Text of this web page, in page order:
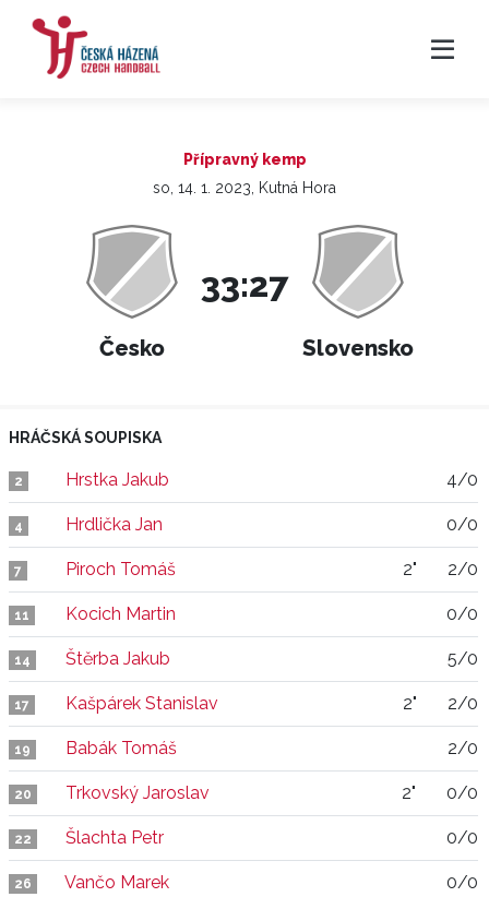
Přípravný kemp
so, 14. 1. 2023, Kutná Hora
Česko
33:27
Slovensko
HRÁČSKÁ SOUPISKA
2 Hrstka Jakub 4/0
4 Hrdlička Jan 0/0
7 Piroch Tomáš 2" 2/0
11 Kocich Martin 0/0
14 Štěrba Jakub 5/0
17 Kašpárek Stanislav 2" 2/0
19 Babák Tomáš 2/0
20 Trkovský Jaroslav 2" 0/0
22 Šlachta Petr 0/0
26 Vančo Marek 0/0